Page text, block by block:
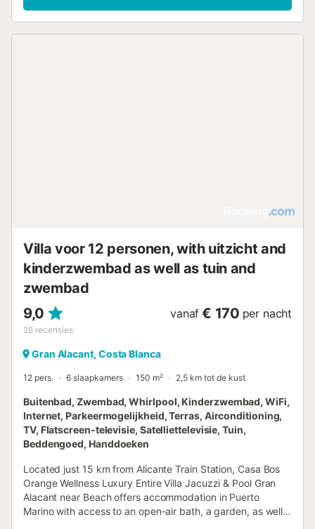
Villa voor 12 personen, with uitzicht and
kinderzwembad as well as tuin and
zwembad
9,0
28 recensies
vanaf € 170 per nacht
Gran Alacant, Costa Blanca
12 pers. 6 slaapkamers 150 m² 2,5 km tot de kust
Buitenbad, Zwembad, Whirlpool, Kinderzwembad, WiFi,
Internet, Parkeermogelijkheid, Terras, Airconditioning,
TV, Flatscreen-televisie, Satelliettelevisie, Tuin,
Beddengoed, Handdoeken
Located just 15 km from Alicante Train Station, Casa Bos
Orange Wellness Luxury Entire Villa Jacuzzi & Pool Gran
Alacant near Beach offers accommodation in Puerto
Marino with access to an open-air bath, a garden, as well